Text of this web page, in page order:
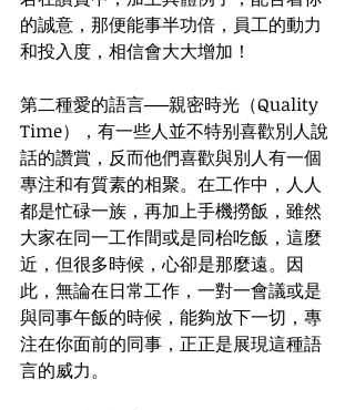
的誠意，那便能事半功倍，員工的動力
和投入度，相信會大大增加！
第二種愛的語言──親密時光（Quality
Time），有一些人並不特别喜歡別人說
話的讚賞，反而他們喜歡與別人有一個
專注和有質素的相聚。在工作中，人人
都是忙碌一族，再加上手機撈飯，雖然
大家在同一工作間或是同枱吃飯，這麼
近，但很多時候，心卻是那麼遠。因
此，無論在日常工作，一對一會議或是
與同事午飯的時候，能夠放下一切，專
注在你面前的同事，正正是展現這種語
言的威力。